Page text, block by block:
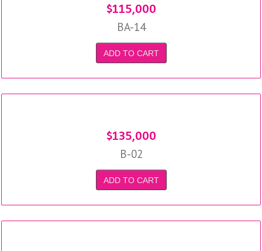
$115,000
BA-14
ADD TO CART
$135,000
B-02
ADD TO CART